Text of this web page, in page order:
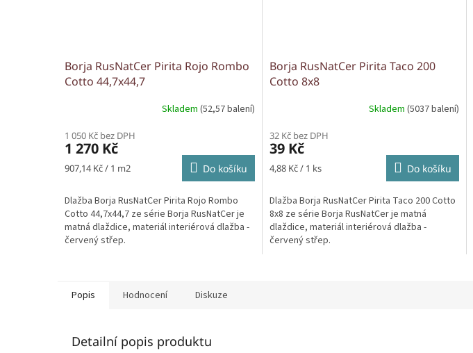
Borja RusNatCer Pirita Rojo Rombo
Cotto 44,7x44,7
Skladem (52,57 balení)
1 050 Kč bez DPH
1 270 Kč
Měrná
907,14 Kč / 1 m2 Do košíku
Dlažba Borja RusNatCer Pirita Rojo Rombo
Cotto 44,7x44,7 ze série Borja RusNatCer je
matná dlaždice, materiál interiérová dlažba -
červený střep.
Borja RusNatCer Pirita Taco 200
Cotto 8x8
Skladem (5037 balení)
32 Kč bez DPH
39 Kč
Měrná
4,88 Kč / 1 ks Do košíku
Dlažba Borja RusNatCer Pirita Taco 200 Cotto
8x8 ze série Borja RusNatCer je matná
dlaždice, materiál interiérová dlažba -
červený střep.
Popis Hodnocení Diskuze
Detailní popis produktu